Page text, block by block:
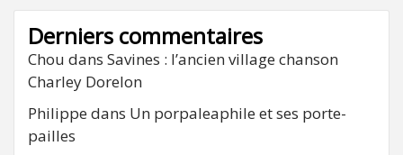
Derniers commentaires
Chou dans Savines : l’ancien village chanson
Charley Dorelon
Philippe dans Un porpaleaphile et ses porte-
pailles